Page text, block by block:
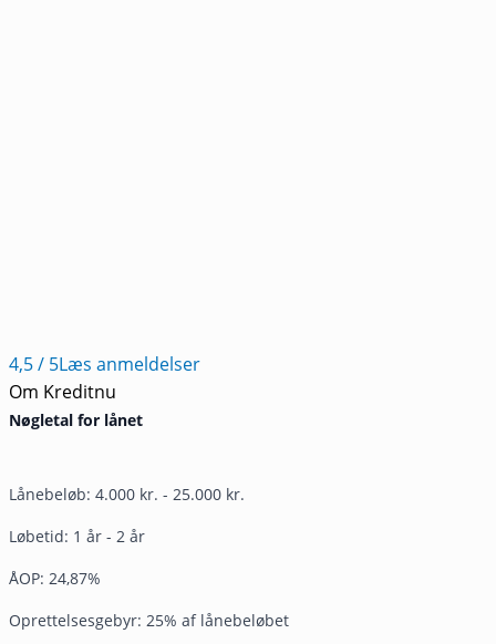
4,5/ 5Læs anmeldelser
Om Kreditnu
Nøgletal for lånet
Lånebeløb: 4.000 kr. - 25.000 kr.
Løbetid: 1 år - 2 år
ÅOP: 24,87%
Oprettelsesgebyr: 25% af lånebeløbet